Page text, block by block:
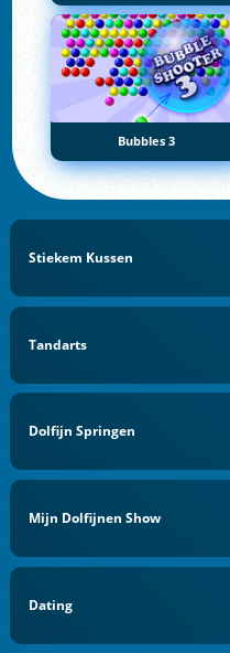
Bubbles 3
Stiekem Kussen
Tandarts
Dolfijn Springen
Mijn Dolfijnen Show
Dating